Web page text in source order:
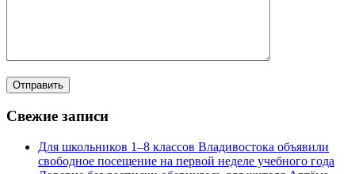
Свежие записи
Для школьников 1–8 классов Владивостока объявили
свободное посещение на первой неделе учебного года